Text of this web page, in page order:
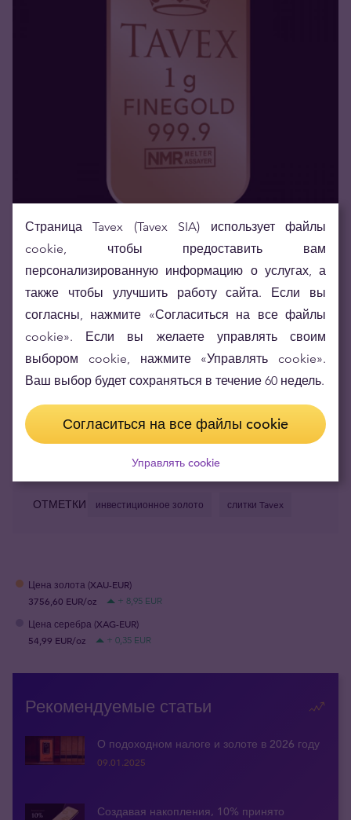
Есть в наличии
1 гр. Золотой слиток "Tavex"
Продаём 1+ 136,53 €
Покупаем 125,59
ОТМЕТКИ инвестиционное золото слитки Tavex
Цена золота (XAU-EUR)
3756,60 EUR/oz
+ 8,95 EUR
Цена серебра (XAG-EUR)
54,99 EUR/oz
+ 0,35 EUR
Рекомендуемые статьи
О подоходном налоге и золоте в 2026 году
09.01.2025
Создавая накопления, 10% принято
Страница Tavex (Tavex SIA) использует файлы
cookie, чтобы предоставить вам
персонализированную информацию о услугах, а
также чтобы улучшить работу сайта. Если вы
согласны, нажмите «Согласиться на все файлы
cookie». Если вы желаете управлять своим
выбором cookie, нажмите «Управлять cookie».
Ваш выбор будет сохраняться в течение 60 недель.
Согласиться на все файлы cookie
Управлять cookie